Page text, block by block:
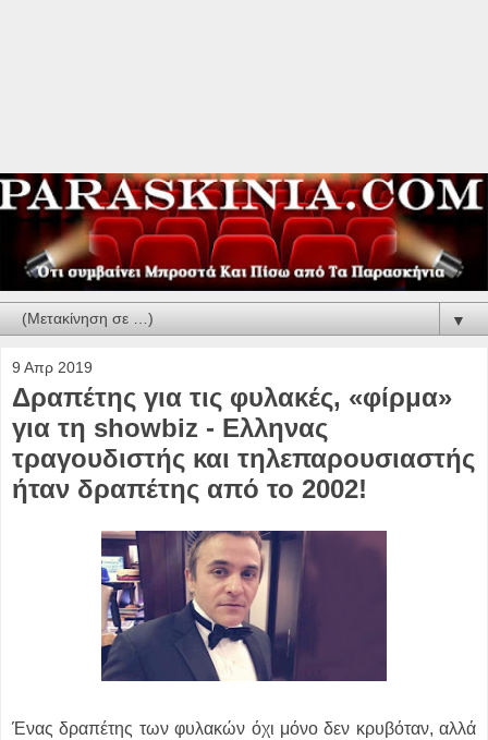
▼
9 Απρ 2019
Δραπέτης για τις φυλακές, «φίρμα»
για τη showbiz - Ελληνας
τραγουδιστής και τηλεπαρουσιαστής
ήταν δραπέτης από το 2002!
Ένας δραπέτης των φυλακών όχι μόνο δεν κρυβόταν, αλλά